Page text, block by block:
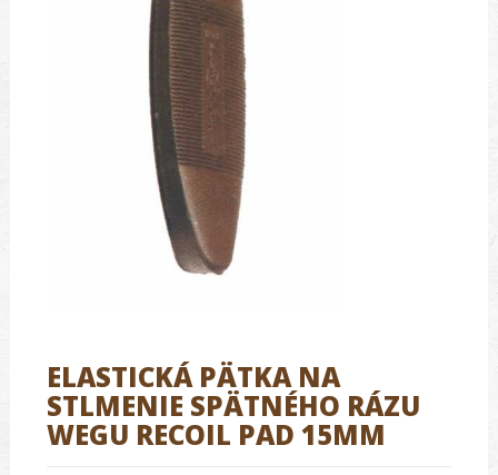
ELASTICKÁ PÄTKA NA
STLMENIE SPÄTNÉHO RÁZU
WEGU RECOIL PAD 15MM